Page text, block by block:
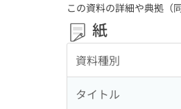
この資料の詳細や典拠（
紙
資料種別
タイトル